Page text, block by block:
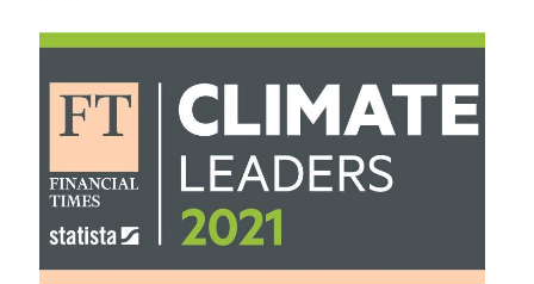
європейські
на
використання
екологічно
сталі